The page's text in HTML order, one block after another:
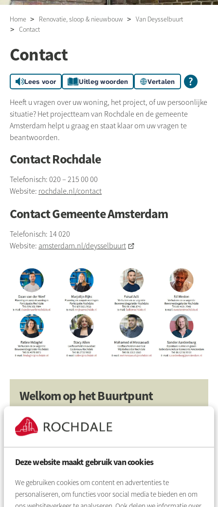
Deze website maakt gebruik van cookies
We gebruiken cookies om content en advertenties te
personaliseren, om functies voor social media te bieden en om
Home Renovatie, sloop & nieuwbouw
Van Deysselbuurt
Contact
Contact
Lees voor Uitleg woorden Vertalen
Heeft u vragen over uw woning, het project, of uw persoonlijke
situatie? Het projectteam van Rochdale en de gemeente
Amsterdam helpt u graag en staat klaar om uw vragen te
beantwoorden.
Contact Rochdale
Telefonisch: 020 – 215 00 00
Website: rochdale.nl/contact
Contact Gemeente Amsterdam
Telefonisch: 14 020
Website: amsterdam.nl/deysselbuurt
Welkom op het Buurtpunt
Er gebeurt veel in de Van Deysselbuurt. De renovatie of
sloop van uw woning kan een hoop vragen opleveren.
met al uw vragen terecht.
Openingstijden Buurtpunt: